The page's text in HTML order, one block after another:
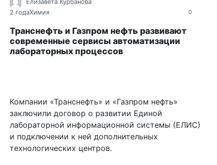
0
Елизавета Курбанова
2 годаХимия
Транснефть и Газпром нефть развивают
современные сервисы автоматизации
лабораторных процессов
Компании «Транснефть» и «Газпром нефть»
заключили договор о развитии Единой
лабораторной информационной системы (ЕЛИС)
и подключении к ней дополнительных
технологических центров.